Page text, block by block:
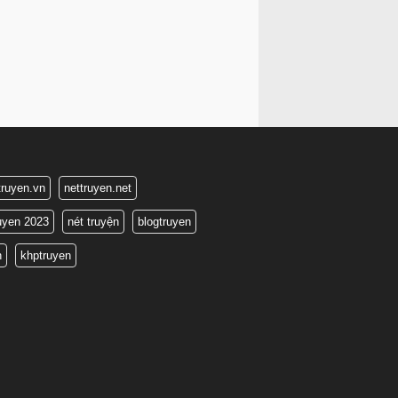
nettruyen.net
2023 nét truyện blogtruyen
khptruyen